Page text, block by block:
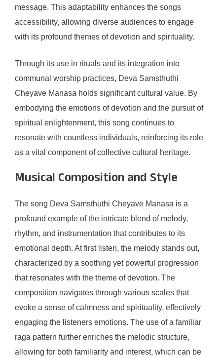
message. This adaptability enhances the songs
accessibility, allowing diverse audiences to engage
with its profound themes of devotion and spirituality.
Through its use in rituals and its integration into
communal worship practices, Deva Samsthuthi
Cheyave Manasa holds significant cultural value. By
embodying the emotions of devotion and the pursuit of
spiritual enlightenment, this song continues to
resonate with countless individuals, reinforcing its role
as a vital component of collective cultural heritage.
Musical Composition and Style
The song Deva Samsthuthi Cheyave Manasa is a
profound example of the intricate blend of melody,
rhythm, and instrumentation that contributes to its
emotional depth. At first listen, the melody stands out,
characterized by a soothing yet powerful progression
that resonates with the theme of devotion. The
composition navigates through various scales that
evoke a sense of calmness and spirituality, effectively
engaging the listeners emotions. The use of a familiar
raga pattern further enriches the melodic structure,
allowing for both familiarity and interest, which can be